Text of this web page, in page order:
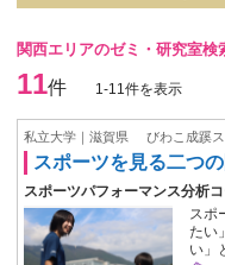
関西エリアのゼミ・研究室検
11件 1-11件を表示
私立大学｜滋賀県 びわこ成蹊
スポーツを見る二つ
スポーツパフォーマンス分析
スポ
たい
い」